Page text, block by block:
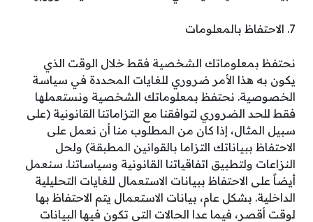
7. الاحتفاظ بالمعلومات
نحتفظ بمعلوماتك الشخصية فقط خلال الوقت الذي
يكون به هذا الأمر ضروري للغايات المحددة في سياسة
الخصوصية. نحتفظ بمعلوماتك الشخصية ونستعملها
فقط للحد الضروري لتوافقنا مع التزاماتنا القانونية (على
سبيل المثال، إذا كان من المطلوب منا أن نعمل على
الاحتفاظ ببياناتك التزاما بالقوانين المطبقة) ولحل
النزاعات ولتطبيق اتفاقياتنا القانونية وسياساتنا. سنعمل
أيضاً على الاحتفاظ ببيانات الاستعمال للغايات التحليلية
الداخلية. بشكل عام، بيانات الاستعمال يتم الاحتفاظ بها
لوقت أقصر، فيما عدا الحالات التي تكون فيها البيانات